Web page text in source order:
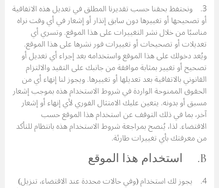
3. ونحتفظ بحقنا حسب تقديرنا المطلق في تعديل هذه الاتفاقية
أو تصحيحها أو تغييرها دون سابق إنذار أو إشعار في أي وقت نراه
مناسبًا من خلال نشر التغييرات على هذا الموقع. وتسري أي
تعديلات أو تصحيحات أو تغييرات فور نشرها على هذا الموقع.
ويُعد دخولك على هذا الموقع واستخدامه بعد إجراء أي تعديل أو
تصحيح أو تغيير بمثابة موافقة من جانبك على التقيد والالتزام
القانوني بالاتفاقية بعد تعديلها أو تغييرها. ويجوز لنا إنهاء أي من
الحقوق الممنوحة الواردة في شروط الاستخدام هذه بموجب إشعار
مسبق أو بدونه. يتعين عليك الامتثال الفوري لأي إنهاء أو إشعار
آخر، بما في ذلك التوقف عن استخدام هذا الموقع حسب
الاقتضاء. لذا، يُنصح بمراجعة شروط الاستخدام هذه بانتظام للتأكد
من معرفتك بأي تغييرات طارئة.
B. استخدام هذا الموقع
4. يجوز لك استخدام (وفي حالات محددة عند الاقتضاء، تنزيل)